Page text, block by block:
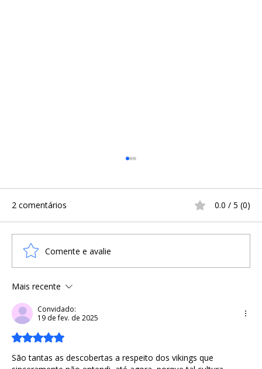
VIKINGS DERAM O NOME À
TECNOLOGIA BLUETOOTH
2 comentários 0.0 / 5 (0)
Comente e avalie
Mais recente
Convidado:
19 de fev. de 2025
Avaliado com 5 de 5 estrelas.
São tantas as descobertas a respeito dos vikings que